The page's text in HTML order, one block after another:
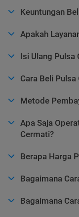
Keuntungan
Apakah
Isi Ulang Pulsa
Cara Beli
Metode
Apa Saja
Cermati?
Berapa Harga
Bagaimana
Bagaimana